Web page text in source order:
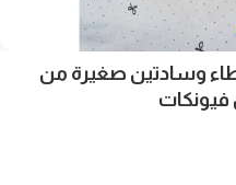
وسادتين صغيرة من